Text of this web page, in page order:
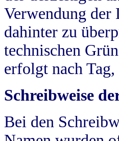
Verwendung
dahinter zu
technischen
erfolgt nach
Schreibweise
Bei den